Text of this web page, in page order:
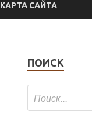
КАРТА САЙТА
ПОИСК